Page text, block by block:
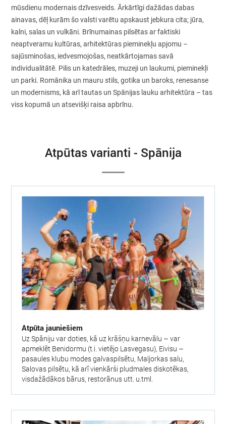
mūsdienu modernais dzīvesveids. Ārkārtīgi dažādas dabas
ainavas, dēļ kurām šo valsti varētu apskaust jebkura cita; jūra,
kalni, salas un vulkāni. Brīnumainas pilsētas ar faktiski
neaptveramu kultūras, arhitektūras pieminekļu apjomu –
sajūsminošas, iedvesmojošas, neatkārtojamas savā
individualitātē. Pilis un katedrāles, muzeji un laukumi, pieminekļi
un parki. Romānika un mauru stils, gotika un baroks, renesanse
un modernisms, kā arī tautas un Spānijas lauku arhitektūra – tas
viss kopumā un atsevišķi raisa apbrīnu.
Atpūtas varianti - Spānija
Atpūta jauniešiem
Uz Spāniju var doties, kā uz krāšņu karnevālu – var
apmeklēt Benidormu (t.i. vietējo Lasvegasu), Eivisu –
pasaules klubu modes galvaspilsētu, Maljorkas salu,
Salovas pilsētu, kā arī vienkārši pludmales diskotēkas,
visdažādākos bārus, restorānus utt. u.tml.